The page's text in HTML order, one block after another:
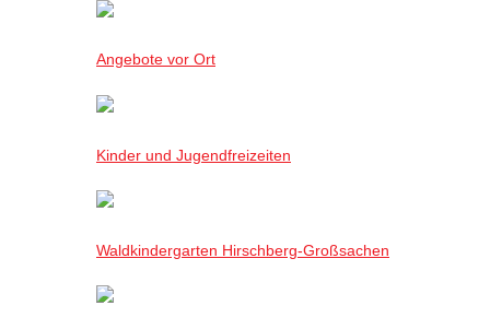
Angebote vor Ort
Kinder und Jugendfreizeiten
Waldkindergarten Hirschberg-Großsachen